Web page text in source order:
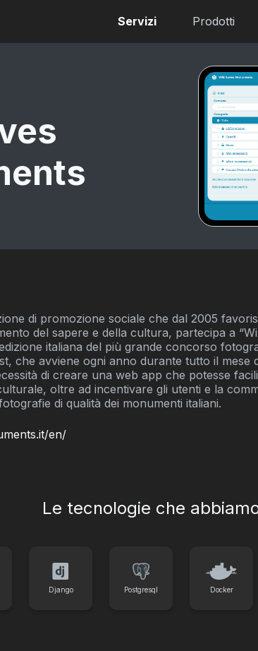
Servizi Prodotti
di promozione sociale che dal 2005
del sapere e della cultura, partecipa a
italiana del più grande concorso
che avviene ogni anno durante tutto il mese
di creare una web app che potesse
oltre ad incentivare gli utenti e la
di qualità dei monumenti italiani.
en/
Le tecnologie che
Django Postgresql Docker